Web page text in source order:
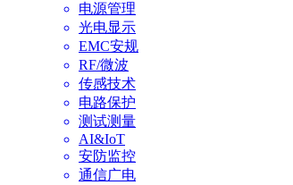
电源管理
光电显示
EMC安规
RF/微波
传感技术
电路保护
测试测量
AI&IoT
安防监控
通信广电